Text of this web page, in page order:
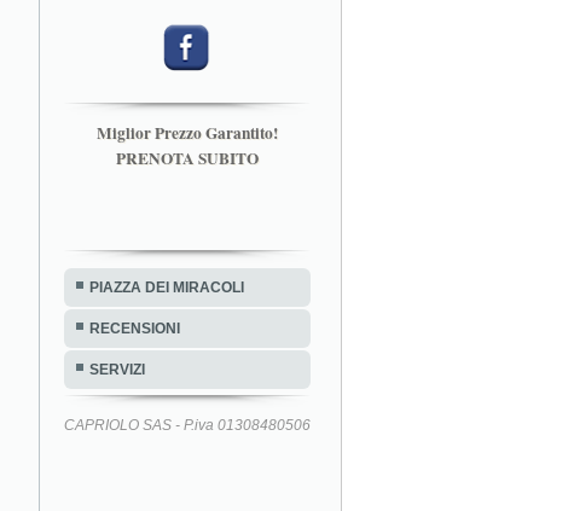
Miglior Prezzo Garantito!
PRENOTA SUBITO
PIAZZA DEI MIRACOLI
RECENSIONI
SERVIZI
CAPRIOLO SAS - P.iva 01308480506